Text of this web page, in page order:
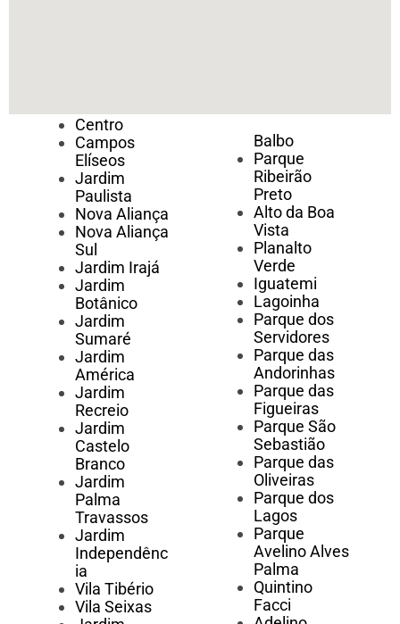
Centro
Campos
Elíseos
Jardim
Paulista
Nova Aliança
Nova Aliança
Sul
Jardim Irajá
Jardim
Botânico
Jardim
Sumaré
Jardim
América
Jardim
Recreio
Jardim
Castelo
Branco
Jardim
Palma
Travassos
Jardim
Independênc
ia
Vila Tibério
Vila Seixas
Balbo
Parque
Ribeirão
Preto
Alto da Boa
Vista
Planalto
Verde
Iguatemi
Lagoinha
Parque dos
Servidores
Parque das
Andorinhas
Parque das
Figueiras
Parque São
Sebastião
Parque das
Oliveiras
Parque dos
Lagos
Parque
Avelino Alves
Palma
Quintino
Facci